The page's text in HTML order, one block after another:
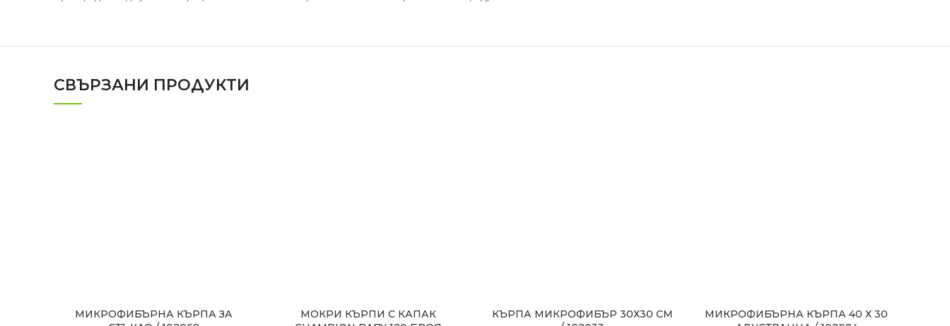
СВЪРЗАНИ ПРОДУКТИ
МИКРОФИБЪРНА КЪРПА ЗА
МОКРИ КЪРПИ С КАПАК
КЪРПА МИКРОФИБЪР 30Х30 СМ
МИКРОФИБЪРНА КЪРПА 40 Х 30